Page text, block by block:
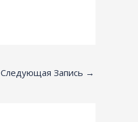
Следующая Запись →